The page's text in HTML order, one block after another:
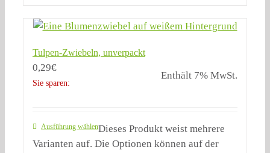
Tulpen-Zwiebeln, unverpackt
0,29€
Sie sparen:
Enthält 7% MwSt.
Ausführung wählenDieses Produkt weist mehrere
Varianten auf. Die Optionen können auf der